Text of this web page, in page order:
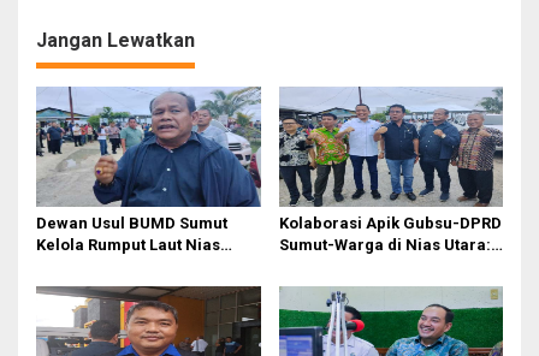
g
a
s
i
p
o
s
Jangan Lewatkan
Dewan Usul BUMD Sumut
Kelola Rumput Laut Nias
Kolaborasi Apik Gubsu-DPRD
Sumut-Warga di Nias Utara:
Akhirnya Diperbaiki